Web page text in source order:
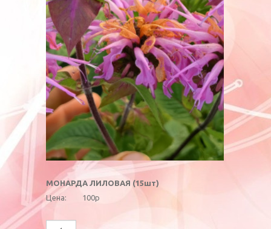
МОНАРДА ЛИЛОВАЯ (15шт)
Цена:
100р